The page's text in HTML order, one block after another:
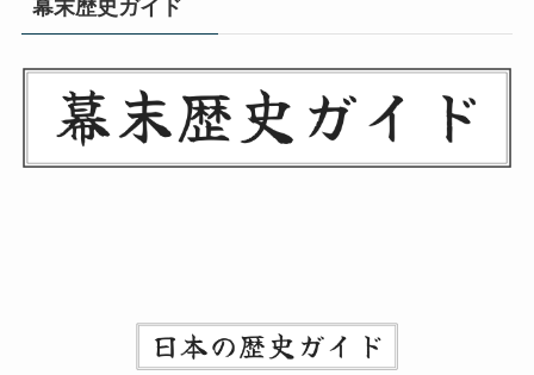
幕末歴史ガイド